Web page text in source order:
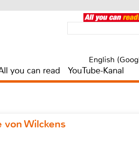
English
you can read YouTube-Kanal
von Wilckens